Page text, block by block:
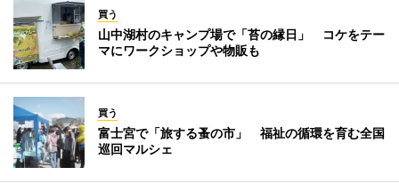
買う
山中湖村のキャンプ場で「苔の縁日」 コケをテー
マにワークショップや物販も
買う
富士宮で「旅する蚤の市」 福祉の循環を育む全国
巡回マルシェ